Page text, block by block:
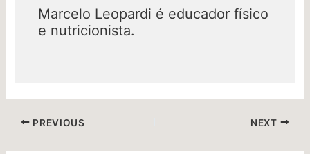
Marcelo Leopardi é educador físico
e nutricionista.
PREVIOUS NEXT